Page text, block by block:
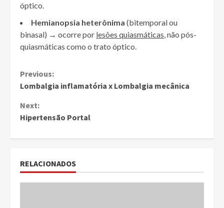
óptico.
Hemianopsia heterônima (bitemporal ou
binasal) → ocorre por lesões quiasmáticas, não pós-
quiasmáticas como o trato óptico.
Continue
Reading
Previous:
Lombalgia inflamatória x Lombalgia mecânica
Next:
Hipertensão Portal
RELACIONADOS